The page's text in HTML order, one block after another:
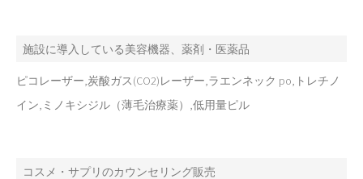
施設に導入している美容機器、薬剤・医薬品
ピコレーザー,炭酸ガス(CO2)レーザー,ラエンネック po,トレチノ
イン,ミノキシジル（薄毛治療薬）,低用量ピル
コスメ・サプリのカウンセリング販売